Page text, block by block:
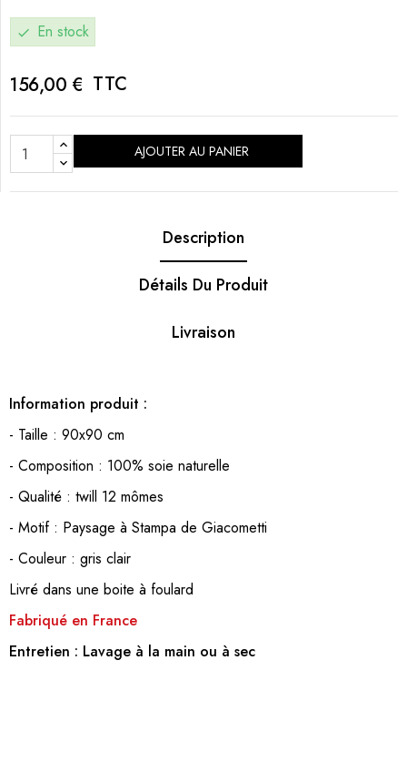
check En stock
156,00 € TTC
AJOUTER AU PANIER
Description
Détails Du Produit
Livraison
Information produit :
- Taille : 90x90 cm
- Composition : 100% soie naturelle
- Qualité : twill 12 mômes
- Motif : Paysage à Stampa de Giacometti
- Couleur : gris clair
Livré dans une boite à foulard
Fabriqué en France
Entretien : Lavage à la main ou à sec